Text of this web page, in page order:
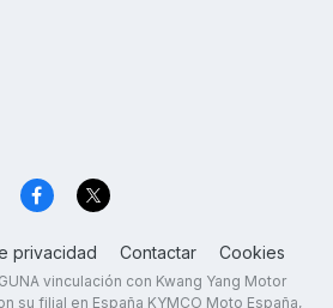
privacidad Contactar Cookies
vinculación con Kwang Yang Motor
su filial en España KYMCO Moto España,